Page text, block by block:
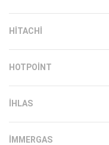
HITACHI
HOTPOINT
IHLAS
İMMERGAS